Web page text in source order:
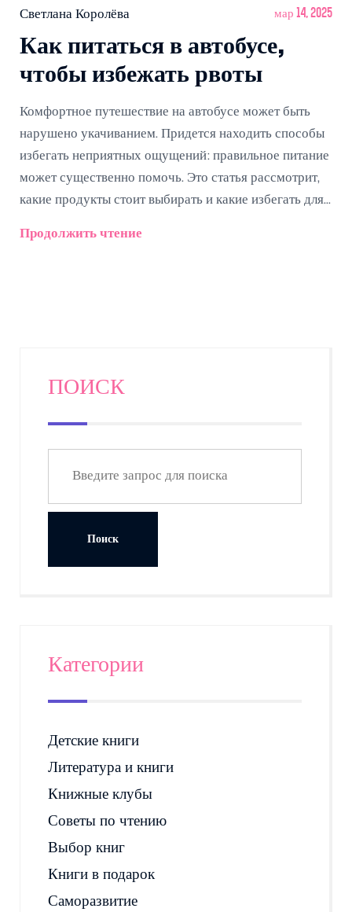
Светлана Королёва мар 14, 2025
Как питаться в автобусе,
чтобы избежать рвоты
Комфортное путешествие на автобусе может быть
нарушено укачиванием. Придется находить способы
избегать неприятных ощущений: правильное питание
может существенно помочь. Это статья рассмотрит,
какие продукты стоит выбирать и какие избегать для
адаптироваться к длительным поездкам и добиться
Продолжить чтение
ПОИСК
Категории
Детские книги
Литература и книги
Книжные клубы
Советы по чтению
Выбор книг
Книги в подарок
Саморазвитие